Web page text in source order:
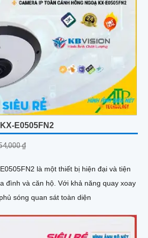
E0505FN2
₫
là một thiết bị hiện đại và tiện
Với khả năng quay xoay
sóng quan sát toàn diện